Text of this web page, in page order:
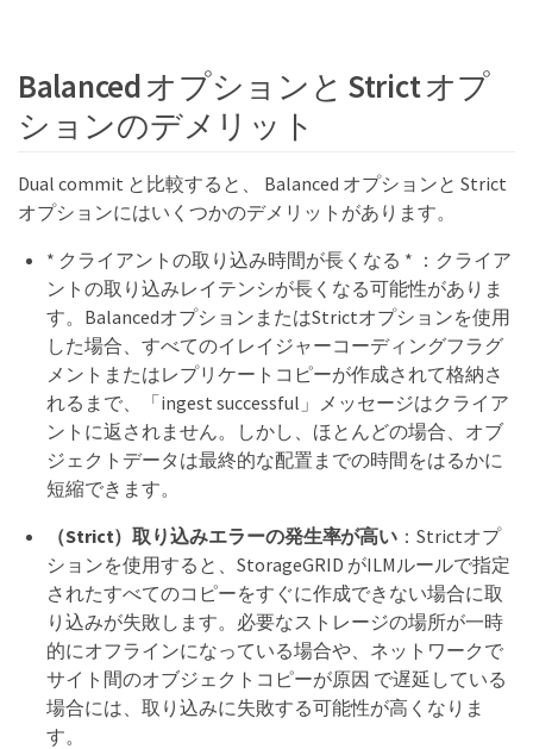
Balanced オプションと Strict オプ
ションのデメリット
Dual commit と比較すると、 Balanced オプションと Strict
オプションにはいくつかのデメリットがあります。
* クライアントの取り込み時間が長くなる * ：クライア
ントの取り込みレイテンシが長くなる可能性がありま
す。BalancedオプションまたはStrictオプションを使用
した場合、すべてのイレイジャーコーディングフラグ
メントまたはレプリケートコピーが作成されて格納さ
れるまで、「ingest successful」メッセージはクライア
ントに返されません。しかし、ほとんどの場合、オブ
ジェクトデータは最終的な配置までの時間をはるかに
短縮できます。
（Strict）取り込みエラーの発生率が高い ：Strictオプ
ションを使用すると、StorageGRID がILMルールで指定
されたすべてのコピーをすぐに作成できない場合に取
り込みが失敗します。必要なストレージの場所が一時
的にオフラインになっている場合や、ネットワークで
サイト間のオブジェクトコピーが原因 で遅延している
場合には、取り込みに失敗する可能性が高くなりま
す。